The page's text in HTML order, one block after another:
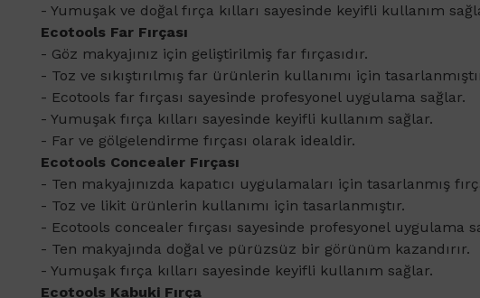
- Yumuşak ve doğal fırça kılları sayesinde keyifli kullanım
Ecotools Far Fırçası
- Göz makyajınız için geliştirilmiş far fırçasıdır.
- Toz ve sıkıştırılmış far ürünlerin kullanımı için
- Ecotools far fırçası sayesinde profesyonel uygulama sağlar.
- Yumuşak fırça kılları sayesinde keyifli kullanım sağlar.
- Far ve gölgelendirme fırçası olarak idealdir.
Ecotools Concealer Fırçası
- Ten makyajınızda kapatıcı uygulamaları için tasarlanmış
- Toz ve likit ürünlerin kullanımı için tasarlanmıştır.
- Ecotools concealer fırçası sayesinde profesyonel uygulama
- Ten makyajında doğal ve pürüzsüz bir görünüm kazandırır.
- Yumuşak fırça kılları sayesinde keyifli kullanım sağlar.
Ecotools Kabuki Fırça